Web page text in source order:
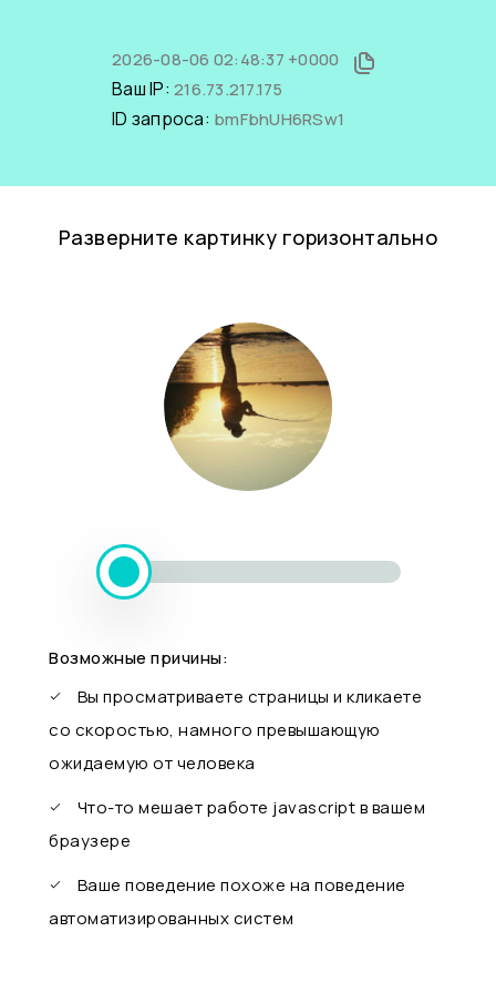
2026-08-06 02:48:37 +0000
Ваш IP: 216.73.217.175
ID запроса: bmFbhUH6RSw1
Разверните картинку горизонтально
Возможные причины:
Вы просматриваете страницы и кликаете
со скоростью, намного превышающую
ожидаемую от человека
Что-то мешает работе javascript в вашем
браузере
Ваше поведение похоже на поведение
автоматизированных систем